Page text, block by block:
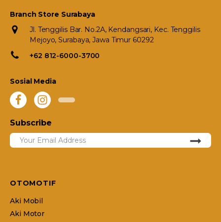
Branch Store Surabaya
Jl. Tenggilis Bar. No.2A, Kendangsari, Kec. Tenggilis
Mejoyo, Surabaya, Jawa Timur 60292
+62 812-6000-3700
Sosial Media
Subscribe
OTOMOTIF
Aki Mobil
Aki Motor